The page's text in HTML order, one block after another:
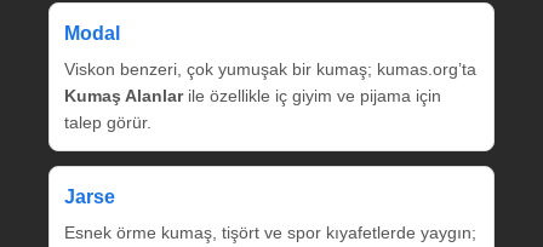
Modal
Viskon benzeri, çok yumuşak bir kumaş; kumas.org’ta
Kumaş Alanlarile özellikle iç giyim ve pijama için
talep görür.
Jarse
Esnek örme kumaş, tişört ve spor kıyafetlerde yaygın;